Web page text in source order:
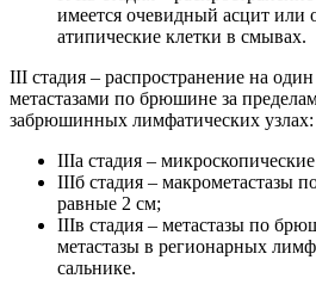
имеется очевидный асцит или
атипические клетки в смывах.
III стадия – распространение на
метастазами по брюшине за
забрюшинных лимфатических узлах:
IIIа стадия –
IIIб стадия – макрометастазы
равные 2 см;
IIIв стадия – метастазы по
метастазы в регионарных
сальнике.